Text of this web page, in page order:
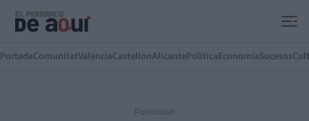
PortadaComunitatValenciaCastellónAlicante Política EconomíaSucesos